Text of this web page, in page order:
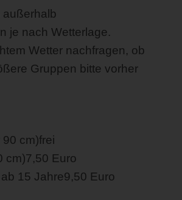
außerhalb
je nach Wetterlage.
Wetter nachfragen, ob
Gruppen bitte vorher
90 cm)frei
cm)7,50 Euro
15 Jahre9,50 Euro